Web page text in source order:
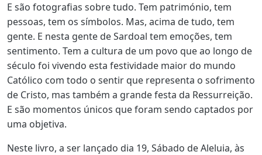
E são fotografias sobre tudo. Tem património, tem
pessoas, tem os símbolos. Mas, acima de tudo, tem
gente. E nesta gente de Sardoal tem emoções, tem
sentimento. Tem a cultura de um povo que ao longo de
século foi vivendo esta festividade maior do mundo
Católico com todo o sentir que representa o sofrimento
de Cristo, mas também a grande festa da Ressurreição.
E são momentos únicos que foram sendo captados por
uma objetiva.
Neste livro, a ser lançado dia 19, Sábado de Aleluia, às